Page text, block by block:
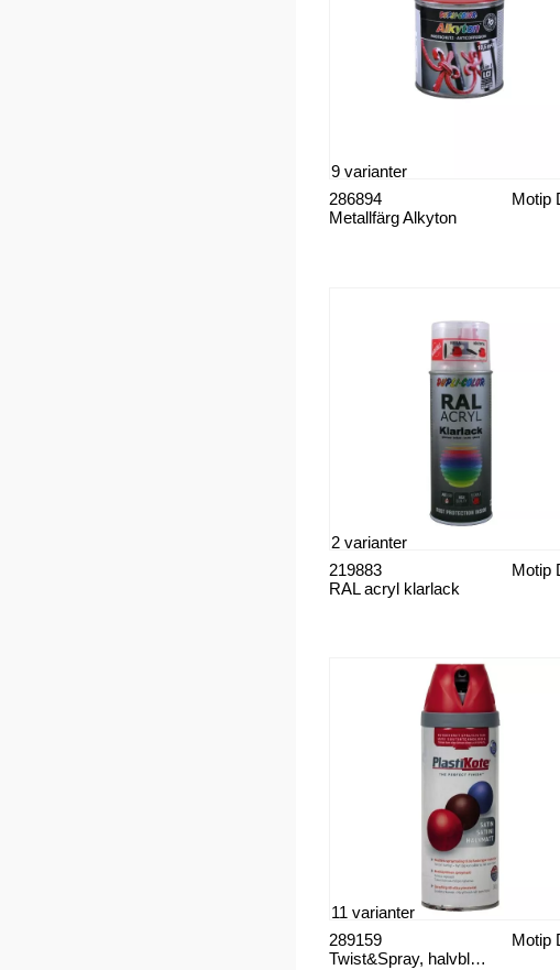
Metallfärg Alkyton
Motip
286894
9 varianter
RAL acryl klarlack
Motip
219883
2 varianter
Twist&Spray, halvblank glansgrad 25-30
Motip
289159
11 varianter